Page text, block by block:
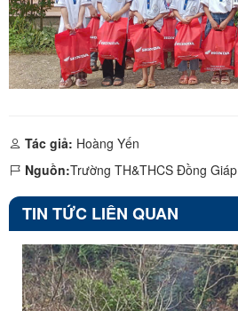
Tác giả: Hoàng Yến
Nguồn:Trường TH&THCS Đồng Giáp
TIN TỨC LIÊN QUAN